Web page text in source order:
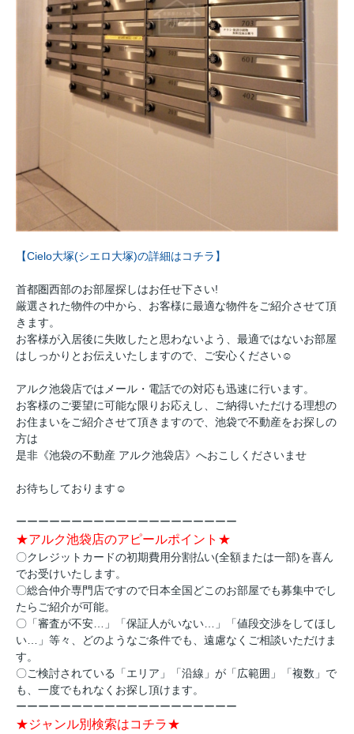
【Cielo大塚(シエロ大塚)の詳細はコチラ】
首都圏西部のお部屋探しはお任せ下さい!
厳選された物件の中から、お客様に最適な物件をご紹介させて頂
きます。
お客様が入居後に失敗したと思わないよう、最適ではないお部屋
はしっかりとお伝えいたしますので、ご安心ください☺
アルク池袋店ではメール・電話での対応も迅速に行います。
お客様のご要望に可能な限りお応えし、ご納得いただける理想の
お住まいをご紹介させて頂きますので、池袋で不動産をお探しの
方は
是非《池袋の不動産 アルク池袋店》へおこしくださいませ
お待ちしております☺
ーーーーーーーーーーーーーーーーーーーー
★アルク池袋店のアピールポイント★
〇クレジットカードの初期費用分割払い(全額または一部)を喜ん
でお受けいたします。
〇総合仲介専門店ですので日本全国どこのお部屋でも募集中でし
たらご紹介が可能。
〇「審査が不安…」「保証人がいない…」「値段交渉をしてほし
い…」等々、どのようなご条件でも、遠慮なくご相談いただけま
す。
〇ご検討されている「エリア」「沿線」が「広範囲」「複数」で
も、一度でもれなくお探し頂けます。
ーーーーーーーーーーーーーーーーーーーー
★ジャンル別検索はコチラ★